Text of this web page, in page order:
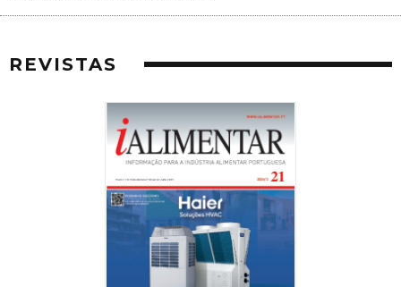
REVISTAS